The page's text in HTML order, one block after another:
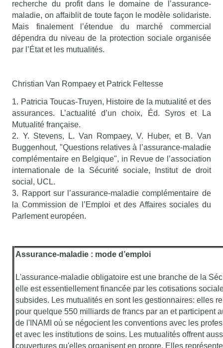
recherche du profit dans le domaine de l’assurance-
maladie, on affaiblit de toute façon le modèle solidariste.
Mais finalement l’étendue du marché commercial
dépendra du niveau de la protection sociale organisée
par l’État et les mutualités.
Christian Van Rompaey et Patrick Feltesse
1. Patricia Toucas-Truyen, Histoire de la mutualité et des
assurances. L’actualité d’un choix, Éd. Syros et La
Mutualité française.
2. Y. Stevens, L. Van Rompaey, V. Huber, et B. Van
Buggenhout, "Questions relatives à l’assurance-maladie
complémentaire en Belgique", in Revue de l’association
internationale de la Sécurité sociale, Institut de droit
social, UCL.
3. Rapport sur l’assurance-maladie complémentaire de
la Commission de l’Emploi et des Affaires sociales du
Parlement européen.
Assurance-maladie : mode d’emploi
L'assurance-maladie obligatoire est une branche de la
elle est essentiellement financée par les cotisations
subsides. Les mutualités en sont les gestionnaires: elles
pour quelque 550 milliards de francs par an et participent
de l'INAMI où se négocient les conventions avec les
et avec les institutions de soins. Les mutualités offrent
couvertures qu'elles organisent en propre. Elles